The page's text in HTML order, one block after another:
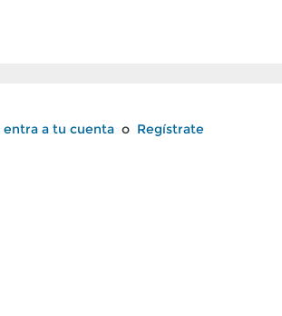
entra a tu cuenta o Regístrate